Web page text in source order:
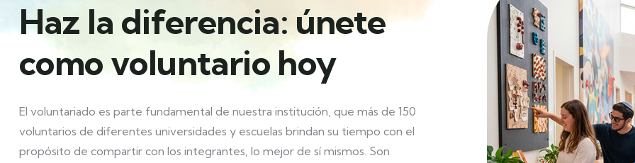
Haz la diferencia: únete
como voluntario hoy
El voluntariado es parte fundamental de nuestra institución, que más de 150
voluntarios de diferentes universidades y escuelas brindan su tiempo con el
propósito de compartir con los integrantes, lo mejor de sí mismos. Son